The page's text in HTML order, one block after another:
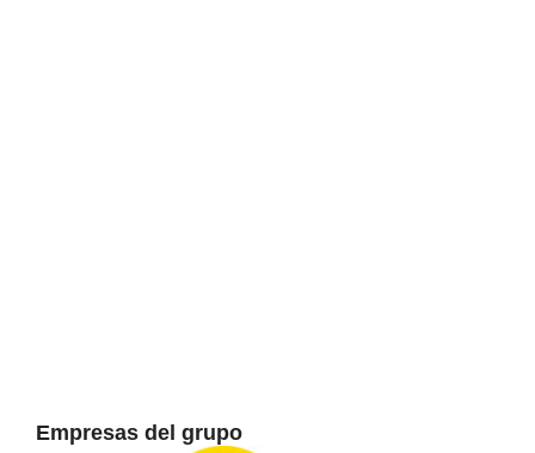
Empresas del grupo